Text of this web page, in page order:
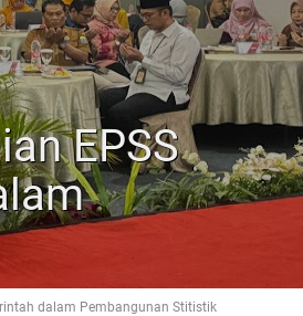
EPSS
dalam Pembangunan Stitistik